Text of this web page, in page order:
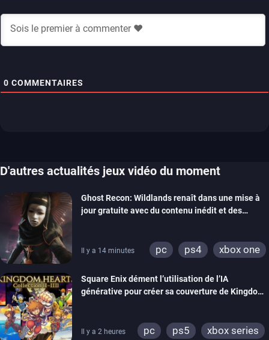
0 COMMENTAIRES
D'autres actualités jeux vidéo du moment
Ghost Recon: Wildlands renaît dans une mise à
jour gratuite avec du contenu inédit et des
Il y a 14 minutes pc ps4 xbox one
Square Enix dément l’utilisation de l’IA
générative pour créer sa couverture de Kingdom
Il y a 2 heures pc ps5 xbox series